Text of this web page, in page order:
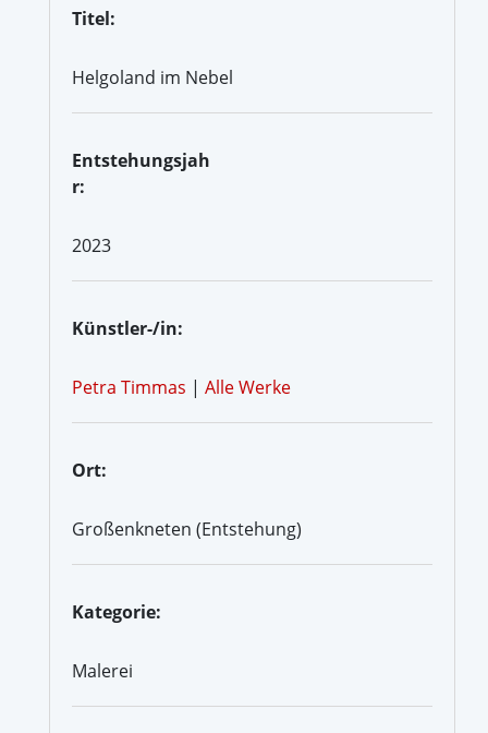
Titel:
Helgoland im Nebel
Entstehungsjah
r:
2023
Künstler-/in:
Petra Timmas | Alle Werke
Ort:
Großenkneten (Entstehung)
Kategorie:
Malerei